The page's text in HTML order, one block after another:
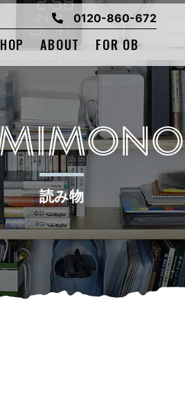
0120-860-672
ABOUT FOR OB
読み物